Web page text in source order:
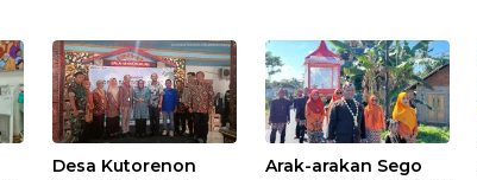
Desa Kutorenon
Arak-arakan Sego